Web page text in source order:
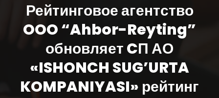
Рейтинговое агентство
OOO “Ahbor-Reyting”
обновляет CП АО
«ISHONCH SUG’URTA
KOMPANIYASI» рейтинг